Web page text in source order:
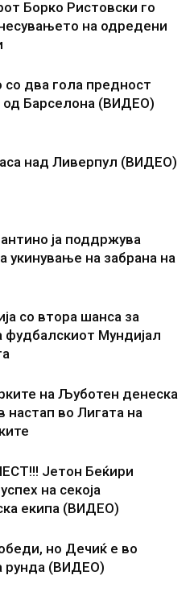
Борко Ристовски го
на одредени
со два гола предност
од Барселона (ВИДЕО)
над Ливерпул (ВИДЕО)
ја поддржува
укинување на забрана на
со втора шанса за
фудбалскиот Мундијал
на Љуботен денеска
настап во Лигата на
Јетон Беќири
на секоја
екипа (ВИДЕО)
но Дечиќ е во
рунда (ВИДЕО)